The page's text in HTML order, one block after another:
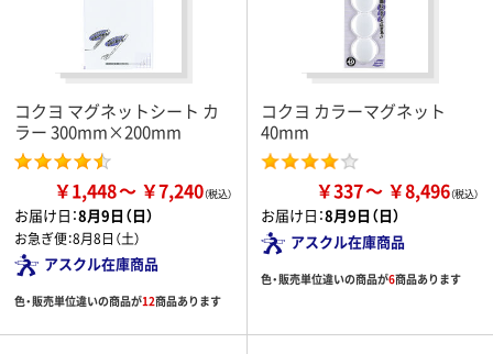
コクヨ マグネットシート カ
ラー 300mm×200mm
￥1,448 ￥7,240
お届け日：8月9日（日）
お急ぎ便：8月8日（土）
アスクル在庫商品
色・販売単位違いの商品が12商品あります
コクヨ カラーマグネット
40mm
￥337 ￥8,496
お届け日：8月9日（日）
アスクル在庫商品
色・販売単位違いの商品が6商品あります